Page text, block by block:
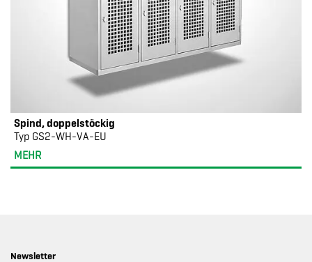
Spind, doppelstöckig
Typ GS2-WH-VA-EU
MEHR
Newsletter